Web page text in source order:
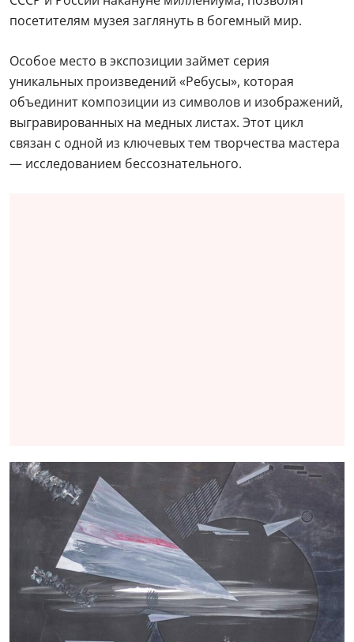
посетителям музея заглянуть в богемный мир.
Особое место в экспозиции займет серия
уникальных произведений «Ребусы», которая
объединит композиции из символов и изображений,
выгравированных на медных листах. Этот цикл
связан с одной из ключевых тем творчества мастера
— исследованием бессознательного.